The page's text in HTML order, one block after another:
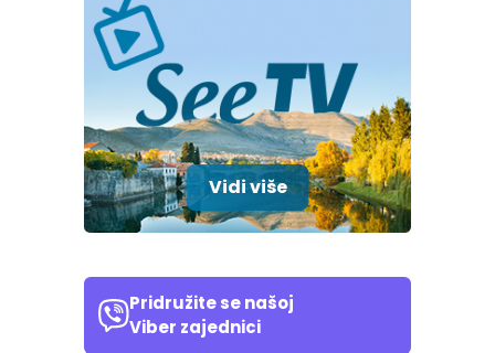
Vidi više
Pridružite se našoj
Viber zajednici